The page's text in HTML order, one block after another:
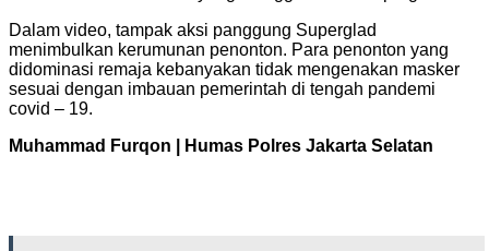
Dalam video, tampak aksi panggung Superglad
menimbulkan kerumunan penonton. Para penonton yang
didominasi remaja kebanyakan tidak mengenakan masker
sesuai dengan imbauan pemerintah di tengah pandemi
covid – 19.
Muhammad Furqon | Humas Polres Jakarta Selatan